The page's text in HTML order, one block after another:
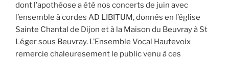
dont l’apothéose a été nos concerts de juin avec
l’ensemble à cordes AD LIBITUM, donnés en l’église
Sainte Chantal de Dijon et à la Maison du Beuvray à St
Léger sous Beuvray. L’Ensemble Vocal Hautevoix
remercie chaleuresement le public venu à ces